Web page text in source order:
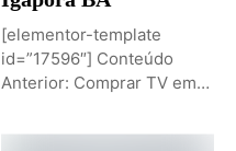
[elementor-template
id=”17596″] Conteúdo
Anterior: Comprar TV em
Comprar TV...